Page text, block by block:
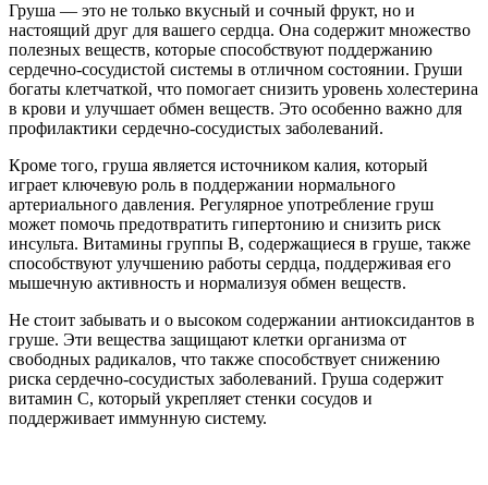
Груша — это не только вкусный и сочный фрукт, но и
настоящий друг для вашего сердца. Она содержит множество
полезных веществ, которые способствуют поддержанию
сердечно-сосудистой системы в отличном состоянии. Груши
богаты клетчаткой, что помогает снизить уровень холестерина
в крови и улучшает обмен веществ. Это особенно важно для
профилактики сердечно-сосудистых заболеваний.
Кроме того, груша является источником калия, который
играет ключевую роль в поддержании нормального
артериального давления. Регулярное употребление груш
может помочь предотвратить гипертонию и снизить риск
инсульта. Витамины группы B, содержащиеся в груше, также
способствуют улучшению работы сердца, поддерживая его
мышечную активность и нормализуя обмен веществ.
Не стоит забывать и о высоком содержании антиоксидантов в
груше. Эти вещества защищают клетки организма от
свободных радикалов, что также способствует снижению
риска сердечно-сосудистых заболеваний. Груша содержит
витамин C, который укрепляет стенки сосудов и
поддерживает иммунную систему.